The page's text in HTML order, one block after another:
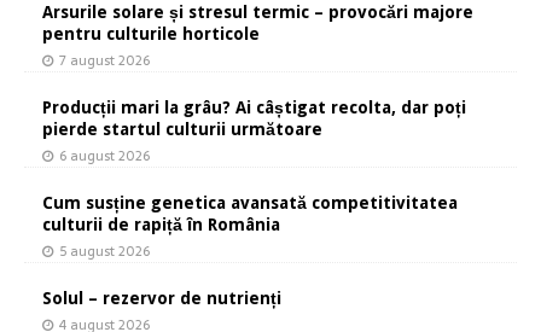
Arsurile solare și stresul termic – provocări majore
pentru culturile horticole
7 august 2026
Producții mari la grâu? Ai câștigat recolta, dar poți
pierde startul culturii următoare
6 august 2026
Cum susține genetica avansată competitivitatea
culturii de rapiță în România
5 august 2026
Solul – rezervor de nutrienți
4 august 2026